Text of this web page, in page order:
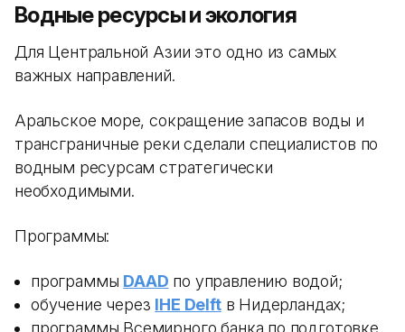
Водные ресурсы и экология
Для Центральной Азии это одно из самых
важных направлений.
Аральское море, сокращение запасов воды и
трансграничные реки сделали специалистов по
водным ресурсам стратегически
необходимыми.
Программы:
программы DAAD по управлению водой;
обучение через IHE Delftв Нидерландах;
программы Всемирного банка по подготовке